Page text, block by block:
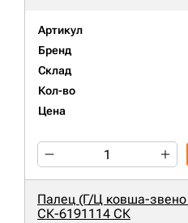
Артикул
Бренд
Склад
Кол-во
Цена
Палец (Г/Ц ковша-звено
СК-6191114 СК